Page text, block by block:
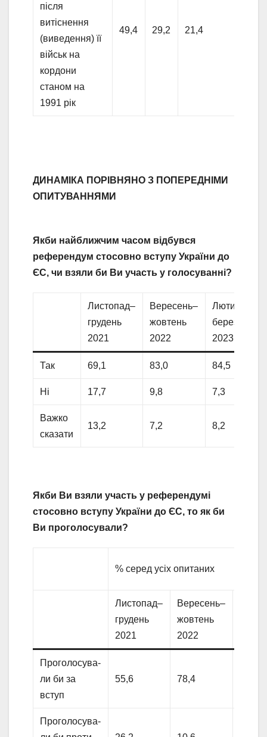
після
витіснення
(виведення) її
військ на
кордони
станом на
1991 рік
49,4 29,2 21,4
ДИНАМІКА ПОРІВНЯНО З ПОПЕРЕДНІМИ
ОПИТУВАННЯМИ
Якби найближчим часом відбувся
референдум стосовно вступу України до
ЄС, чи взяли би Ви участь у голосуванні?
Листопад–
грудень
2021
Вересень–
жовтень
2022
Лютий–
березень
2023
Так 69,1 83,0 84,5
Ні 17,7 9,8 7,3
Важко
сказати
13,2 7,2 8,2
Якби Ви взяли участь у референдумі
стосовно вступу України до ЄС, то як би
Ви проголосували?
% серед усіх опитаних
Листопад–
грудень
2021
Вересень–
жовтень
2022
Проголосува-
ли би за
вступ
55,6 78,4
Проголосува-